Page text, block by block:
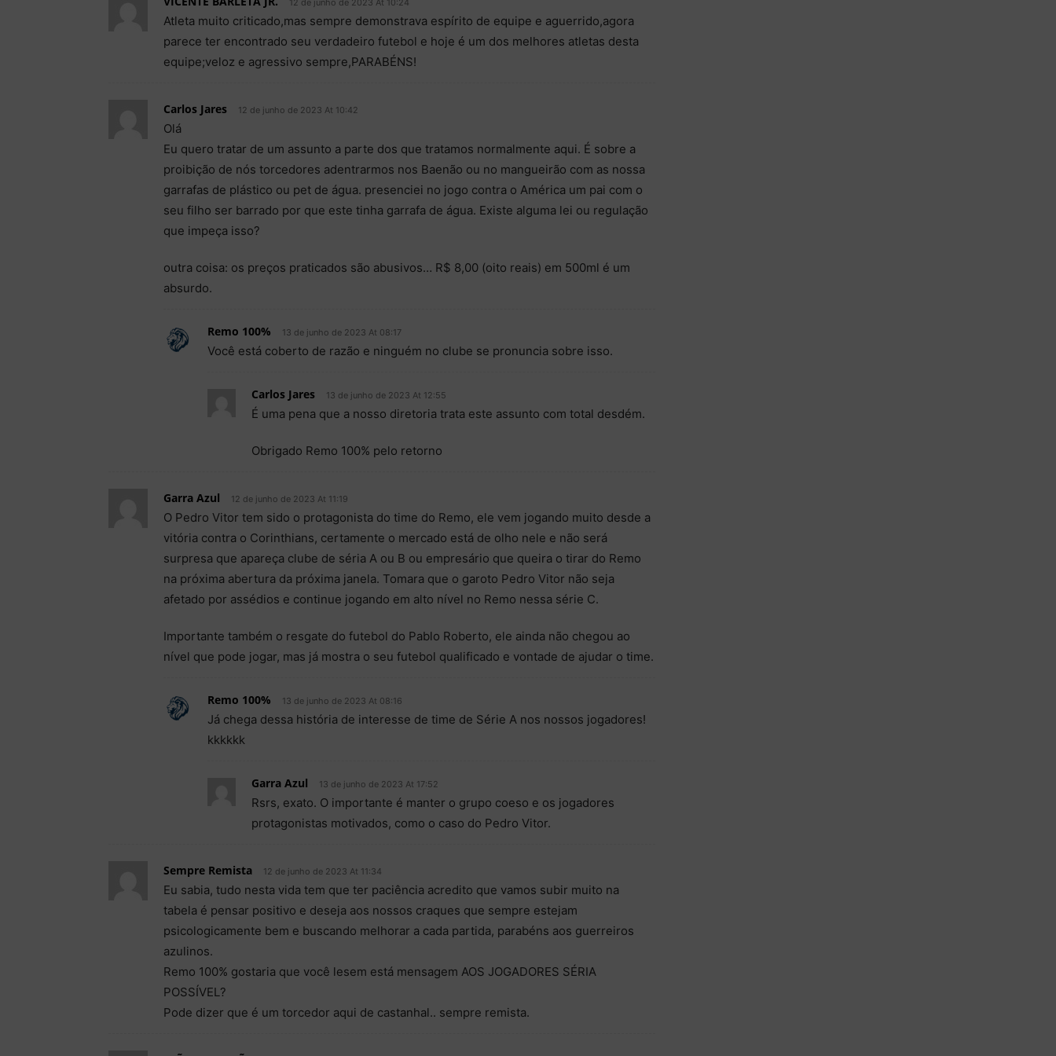
12 de junho de 2023 At 10:24
Atleta muito criticado,mas sempre demonstrava espírito de equipe e aguerrido,agora
parece ter encontrado seu verdadeiro futebol e hoje é um dos melhores atletas desta
equipe;veloz e agressivo sempre,PARABÉNS!
Carlos Jares 12 de junho de 2023 At 10:42
Olá
Eu quero tratar de um assunto a parte dos que tratamos normalmente aqui. É sobre a
proibição de nós torcedores adentrarmos nos Baenão ou no mangueirão com as nossa
garrafas de plástico ou pet de água. presenciei no jogo contra o América um pai com o
seu filho ser barrado por que este tinha garrafa de água. Existe alguma lei ou regulação
que impeça isso?
outra coisa: os preços praticados são abusivos… R$ 8,00 (oito reais) em 500ml é um
absurdo.
Remo 100% 13 de junho de 2023 At 08:17
Você está coberto de razão e ninguém no clube se pronuncia sobre isso.
Carlos Jares 13 de junho de 2023 At 12:55
É uma pena que a nosso diretoria trata este assunto com total desdém.
Obrigado Remo 100% pelo retorno
Garra Azul 12 de junho de 2023 At 11:19
O Pedro Vitor tem sido o protagonista do time do Remo, ele vem jogando muito desde a
vitória contra o Corinthians, certamente o mercado está de olho nele e não será
surpresa que apareça clube de séria A ou B ou empresário que queira o tirar do Remo
na próxima abertura da próxima janela. Tomara que o garoto Pedro Vitor não seja
afetado por assédios e continue jogando em alto nível no Remo nessa série C.
Importante também o resgate do futebol do Pablo Roberto, ele ainda não chegou ao
nível que pode jogar, mas já mostra o seu futebol qualificado e vontade de ajudar o time.
Remo 100% 13 de junho de 2023 At 08:16
Já chega dessa história de interesse de time de Série A nos nossos jogadores!
kkkkkk
Garra Azul 13 de junho de 2023 At 17:52
Rsrs, exato. O importante é manter o grupo coeso e os jogadores
protagonistas motivados, como o caso do Pedro Vitor.
Sempre Remista 12 de junho de 2023 At 11:34
Eu sabia, tudo nesta vida tem que ter paciência acredito que vamos subir muito na
tabela é pensar positivo e deseja aos nossos craques que sempre estejam
psicologicamente bem e buscando melhorar a cada partida, parabéns aos guerreiros
azulinos.
Remo 100% gostaria que você lesem está mensagem AOS JOGADORES SÉRIA
POSSÍVEL?
Pode dizer que é um torcedor aqui de castanhal.. sempre remista.